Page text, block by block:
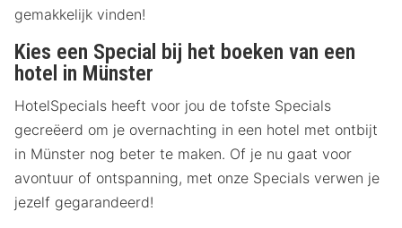
gemakkelijk vinden!
Kies een Special bij het boeken van een
hotel in Münster
HotelSpecials heeft voor jou de tofste Specials
gecreëerd om je overnachting in een hotel met ontbijt
in Münster nog beter te maken. Of je nu gaat voor
avontuur of ontspanning, met onze Specials verwen je
jezelf gegarandeerd!